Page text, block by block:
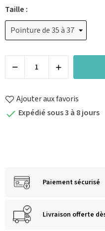
Taille :
Ajouter aux favoris
 Expédié sous 3 à 8 jours
Paiement sécurisé
Livraison offerte